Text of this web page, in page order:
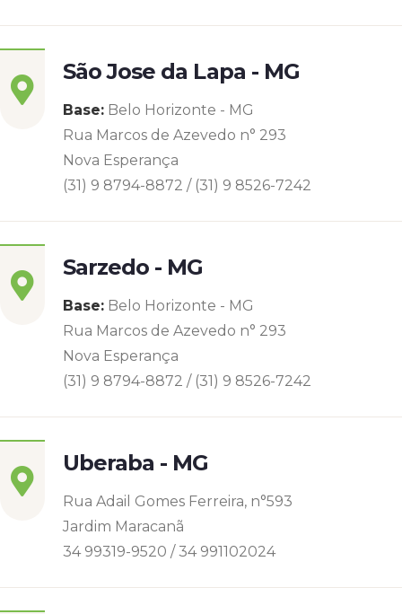
São Jose da Lapa - MG
Base: Belo Horizonte - MG
Rua Marcos de Azevedo n° 293
Nova Esperança
(31) 9 8794-8872 / (31) 9 8526-7242
Sarzedo - MG
Base: Belo Horizonte - MG
Rua Marcos de Azevedo n° 293
Nova Esperança
(31) 9 8794-8872 / (31) 9 8526-7242
Uberaba - MG
Rua Adail Gomes Ferreira, n°593
Jardim Maracanã
34 99319-9520 / 34 991102024